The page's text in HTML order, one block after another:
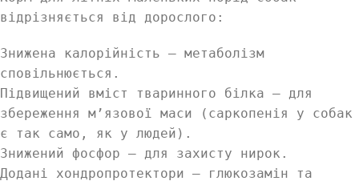
відрізняється від дорослого:
Знижена калорійність — метаболізм
сповільнюється.
Підвищений вміст тваринного білка — для
збереження м’язової маси (саркопенія у собак
є так само, як у людей).
Знижений фосфор — для захисту нирок.
Додані хондропротектори — глюкозамін та